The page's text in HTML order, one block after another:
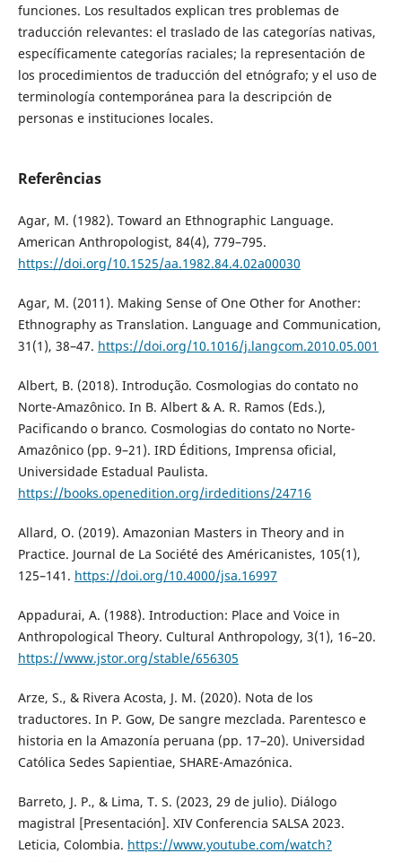
funciones. Los resultados explican tres problemas de
traducción relevantes: el traslado de las categorías nativas,
específicamente categorías raciales; la representación de
los procedimientos de traducción del etnógrafo; y el uso de
terminología contemporánea para la descripción de
personas e instituciones locales.
Referências
Agar, M. (1982). Toward an Ethnographic Language.
American Anthropologist, 84(4), 779–795.
https://doi.org/10.1525/aa.1982.84.4.02a00030
Agar, M. (2011). Making Sense of One Other for Another:
Ethnography as Translation. Language and Communication,
31(1), 38–47. https://doi.org/10.1016/j.langcom.2010.05.001
Albert, B. (2018). Introdução. Cosmologias do contato no
Norte-Amazônico. In B. Albert & A. R. Ramos (Eds.),
Pacificando o branco. Cosmologias do contato no Norte-
Amazônico (pp. 9–21). IRD Éditions, Imprensa oficial,
Universidade Estadual Paulista.
https://books.openedition.org/irdeditions/24716
Allard, O. (2019). Amazonian Masters in Theory and in
Practice. Journal de La Société des Américanistes, 105(1),
125–141. https://doi.org/10.4000/jsa.16997
Appadurai, A. (1988). Introduction: Place and Voice in
Anthropological Theory. Cultural Anthropology, 3(1), 16–20.
https://www.jstor.org/stable/656305
Arze, S., & Rivera Acosta, J. M. (2020). Nota de los
traductores. In P. Gow, De sangre mezclada. Parentesco e
historia en la Amazonía peruana (pp. 17–20). Universidad
Católica Sedes Sapientiae, SHARE-Amazónica.
Barreto, J. P., & Lima, T. S. (2023, 29 de julio). Diálogo
magistral [Presentación]. XIV Conferencia SALSA 2023.
Leticia, Colombia. https://www.youtube.com/watch?